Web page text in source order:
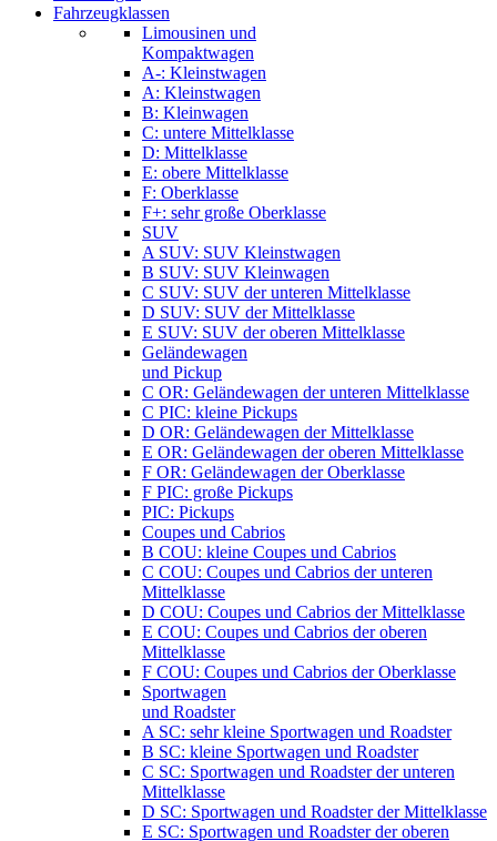
Fahrzeugklassen
Limousinen und
Kompaktwagen
A-: Kleinstwagen
A: Kleinstwagen
B: Kleinwagen
C: untere Mittelklasse
D: Mittelklasse
E: obere Mittelklasse
F: Oberklasse
F+: sehr große Oberklasse
SUV
A SUV: SUV Kleinstwagen
B SUV: SUV Kleinwagen
C SUV: SUV der unteren Mittelklasse
D SUV: SUV der Mittelklasse
E SUV: SUV der oberen Mittelklasse
Geländewagen
und Pickup
C OR: Geländewagen der unteren Mittelklasse
C PIC: kleine Pickups
D OR: Geländewagen der Mittelklasse
E OR: Geländewagen der oberen Mittelklasse
F OR: Geländewagen der Oberklasse
F PIC: große Pickups
PIC: Pickups
Coupes und Cabrios
B COU: kleine Coupes und Cabrios
C COU: Coupes und Cabrios der unteren
Mittelklasse
D COU: Coupes und Cabrios der Mittelklasse
E COU: Coupes und Cabrios der oberen
Mittelklasse
F COU: Coupes und Cabrios der Oberklasse
Sportwagen
und Roadster
A SC: sehr kleine Sportwagen und Roadster
B SC: kleine Sportwagen und Roadster
C SC: Sportwagen und Roadster der unteren
Mittelklasse
D SC: Sportwagen und Roadster der Mittelklasse
E SC: Sportwagen und Roadster der oberen